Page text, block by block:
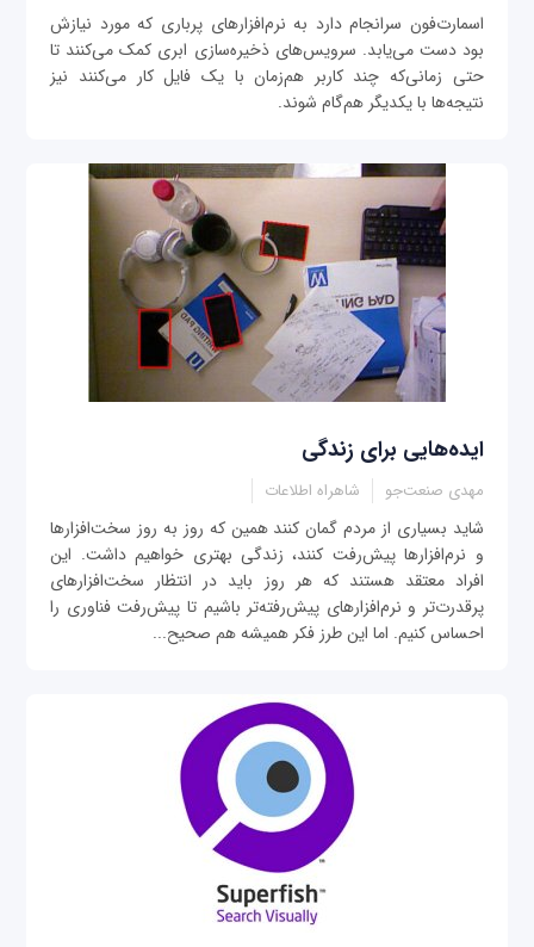
اسمارت‌فون سرانجام دارد به نرم‌افزارهای پرباری که مورد نیازش
بود دست می‌يابد. سرويس‌های ذخيره‌سازی ابری کمک می‌کنند تا
حتی زمانی‌که چند کاربر هم‌زمان با يک فايل کار می‌کنند نيز
نتيجه‌ها با یکدیگر هم‌گام شوند.
ایده‌هایی برای زندگی
مهدی صنعت‌جو شاهراه اطلاعات
شاید بسیاری از مردم گمان کنند همین که روز به روز سخت‌افزارها
و نرم‌افزارها پیش‌رفت کنند، زندگی بهتری خواهیم داشت. این
افراد معتقد هستند که هر روز باید در انتظار سخت‌افزارهای
پرقدرت‌تر و نرم‌افزارهای پیش‌رفته‌تر باشیم تا پیش‌رفت فناوری را
احساس کنیم. اما این طرز فکر همیشه هم صحیح...